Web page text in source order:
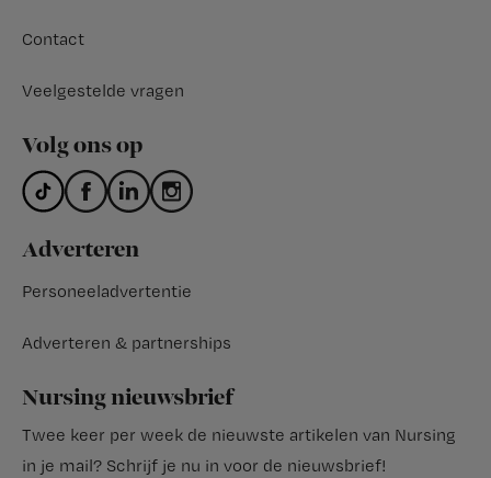
Contact
Veelgestelde vragen
Volg ons op
Adverteren
Personeeladvertentie
Adverteren & partnerships
Nursing nieuwsbrief
Twee keer per week de nieuwste artikelen van Nursing
in je mail? Schrijf je nu in voor de nieuwsbrief!